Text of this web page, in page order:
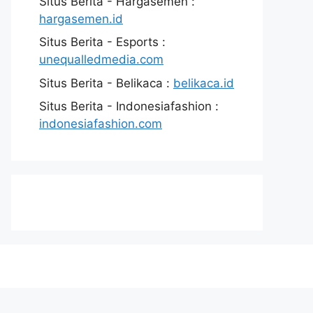
hargasemen.id
Situs Berita - Esports :
unequalledmedia.com
Situs Berita - Belikaca : belikaca.id
Situs Berita - Indonesiafashion :
indonesiafashion.com